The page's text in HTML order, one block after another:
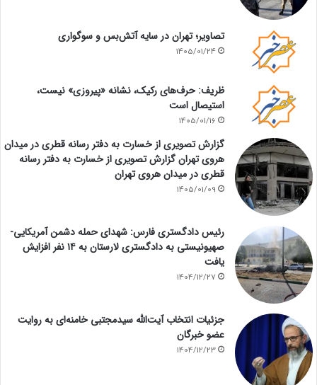
تصاویر؛ تهران در سایه آتش‌بس و سوگواری
1405/01/24
ظریف: حرف‌های رکیک، نشانه «پیروزی» نیست،
استیصال است
1405/01/16
گزارش تصویری از خسارت به دفتر رسانه قطری در میدان
هروی تهران گزارش تصویری از خسارت به دفتر رسانه
قطری در میدان هروی تهران
1405/01/09
رئیس دادگستری فارس: شهدای حمله دشمن آمریکایی-
صهیونیستی به دادگستری لارستان به ۱۴ نفر افزایش
یافت
1404/12/27
جزئیات انتخاب آیت‌الله سیدمجتبی خامنه‌ای به روایت
عضو خبرگان
1404/12/23